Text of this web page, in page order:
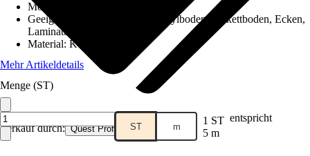
Verkauf durch: Quest Profile
Montageart
Geeignet für
Fliesen, PVC / Vinylboden, Parkettboden, Ecken,
Laminatboden
Material: Kunststoff
Mehr Artikeldetails
Menge (ST)
ST m 1 ST entspricht
5 m